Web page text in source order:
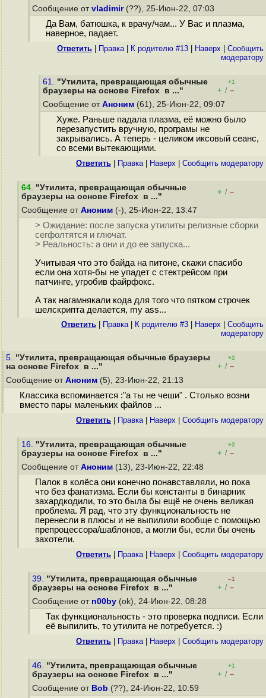
Сообщение от vladimir(??), 25-Июн-22, 07:03
Да Вам, батюшка, к врачу/чам... У Вас и плазма,
наверное, падает.
Ответить Правка| К родителю #13 Наверх
Cообщить
модератору
61. "Утилита, превращающая обычные
браузеры на основе Firefox в ..."
+1
+ / –
Сообщение от Аноним (61), 25-Июн-22, 09:07
Хуже. Раньше падала плазма, её можно было
перезапустить вручную, програмы не
закрывались. А теперь - целиком иксовый сеанс,
со всеми вытекающими.
Ответить Правка| Наверх Cообщить модератору
64. "Утилита, превращающая обычные
браузеры на основе Firefox в ..."
+ / –
Сообщение от Аноним (-), 25-Июн-22, 13:47
> Ожидание: после запуска утилиты релизные сборки
сегфолтятся и глючат.
> Реальность: а они и до ее запуска...
Учитывая что это байда на питоне, скажи спасибо
если она хотя-бы не упадет с стектрейсом при
патчинге, угробив файрфокс.
А так нагамнякали кода для того что пятком строчек
шелскрипта делается, my ass...
Ответить Правка| К родителю #3 Наверх
Cообщить
модератору
5. "Утилита, превращающая обычные браузеры
на основе Firefox в ..."
+2
+ / –
Сообщение от Аноним (5), 23-Июн-22, 21:13
Классика вспоминается :"а ты не чеши" . Столько возни
вместо пары маленьких файлов ...
Ответить Правка| Наверх Cообщить модератору
16. "Утилита, превращающая обычные
браузеры на основе Firefox в ..."
+2
+ / –
Сообщение от Аноним (13), 23-Июн-22, 22:48
Палок в колёса они конечно понавставляли, но пока
что без фанатизма. Если бы константы в бинарник
захардкодили, то это была бы ещё не очень великая
проблема. Я рад, что эту функциональность не
перенесли в плюсы и не выпилили вообще с помощью
препроцессора/шаблонов, а могли бы, если бы очень
захотели.
Ответить Правка| Наверх Cообщить модератору
39. "Утилита, превращающая обычные
браузеры на основе Firefox в ..."
–1
+ / –
Сообщение от n00by (ok), 24-Июн-22, 08:28
Так функциональность - это проверка подписи. Если
её выпилить, то утилита не потребуется. :)
Ответить Правка| Наверх Cообщить модератору
46. "Утилита, превращающая обычные
браузеры на основе Firefox в ..."
+1
+ / –
Сообщение от Bob (??), 24-Июн-22, 10:59